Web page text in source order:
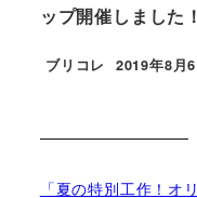
ップ開催しました！
ブリコレ
投稿日
2019年8月
「夏の特別工作！オ